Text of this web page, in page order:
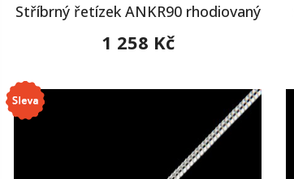
Stříbrný řetízek ANKR90 rhodiovaný
1 258 Kč